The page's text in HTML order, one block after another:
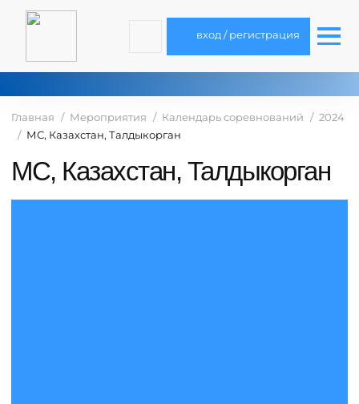
вход / регистрация
Главная Мероприятия Календарь соревнований
2024
МС, Казахстан, Талдыкорган
МС, Казахстан, Талдыкорган